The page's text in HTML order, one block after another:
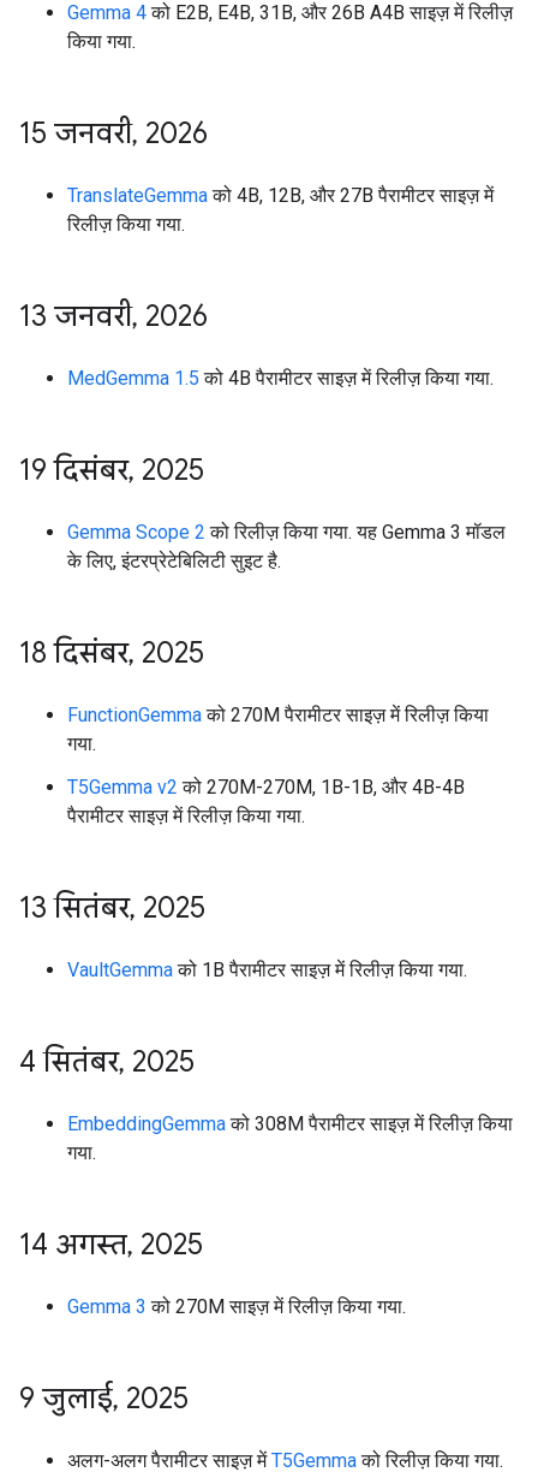
Gemma 4को E2B, E4B, 31B, और 26B A4B साइज़ में रिलीज़
किया गया.
15 जनवरी, 2026
TranslateGemmaको 4B, 12B, और 27B पैरामीटर साइज़ में
रिलीज़ किया गया.
13 जनवरी, 2026
MedGemma 1.5 को 4B पैरामीटर साइज़ में रिलीज़ किया गया.
19 दिसंबर, 2025
Gemma Scope 2 को रिलीज़ किया गया. यह Gemma 3 मॉडल
के लिए, इंटरप्रेटेबिलिटी सुइट है.
18 दिसंबर, 2025
FunctionGemmaको 270M पैरामीटर साइज़ में रिलीज़ किया
गया.
T5Gemma v2 को 270M-270M, 1B-1B, और 4B-4B
पैरामीटर साइज़ में रिलीज़ किया गया.
13 सितंबर, 2025
VaultGemmaको 1B पैरामीटर साइज़ में रिलीज़ किया गया.
4 सितंबर, 2025
EmbeddingGemmaको 308M पैरामीटर साइज़ में रिलीज़ किया
गया.
14 अगस्त, 2025
Gemma 3 को 270M साइज़ में रिलीज़ किया गया.
9 जुलाई, 2025
अलग-अलग पैरामीटर साइज़ मेंT5Gemmaको रिलीज़ किया गया.